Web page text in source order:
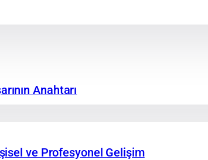
Anahtarı
ve Profesyonel Gelişim